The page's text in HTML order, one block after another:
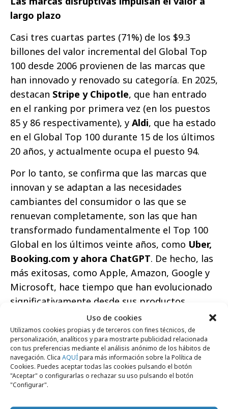
Uso de cookies
Utilizamos cookies propias y de terceros con fines técnicos, de
personalización, analíticos y para mostrarte publicidad relacionada
con tus preferencias mediante el análisis anónimo de los hábitos de
navegación. Clica AQUÍpara más información sobre la Política de
Cookies. Puedes aceptar todas las cookies pulsando el botón
"Aceptar" o configurarlas o rechazar su uso pulsando el botón
"Configurar".
largo plazo
Casi tres cuartas partes (71%) de los $9.3
billones del valor incremental del Global Top
100 desde 2006 provienen de las marcas que
han innovado y renovado su categoría. En 2025,
destacan Stripe y Chipotle, que han entrado
en el ranking por primera vez (en los puestos
85 y 86 respectivamente), y Aldi, que ha estado
en el Global Top 100 durante 15 de los últimos
20 años, y actualmente ocupa el puesto 94.
Por lo tanto, se confirma que las marcas que
innovan y se adaptan a las necesidades
cambiantes del consumidor o las que se
renuevan completamente, son las que han
transformado fundamentalmente el Top 100
Global en los últimos veinte años, como Uber,
Booking.com y ahora ChatGPT. De hecho, las
más exitosas, como Apple, Amazon, Google y
Microsoft, hace tiempo que han evolucionado
significativamente desde sus productos
Otras tendencias por categorías del informe
global Kantar BrandZ:
•Retailcontinua su ascenso tras la
pandemia, con un crecimiento global del valor